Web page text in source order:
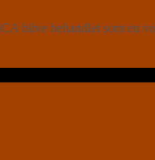
blive behandlet som